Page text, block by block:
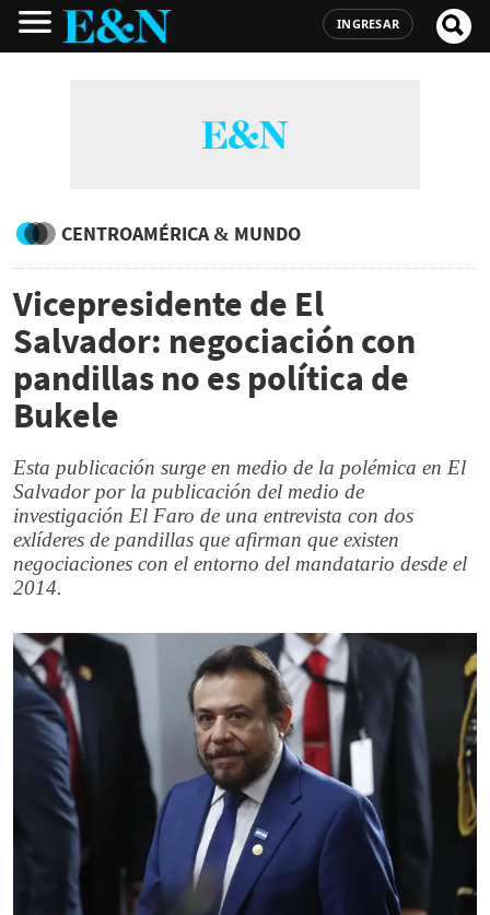
INGRESAR
CENTROAMÉRICA & MUNDO
Vicepresidente de El
Salvador: negociación con
pandillas no es política de
Bukele
Esta publicación surge en medio de la polémica en El
Salvador por la publicación del medio de
investigación El Faro de una entrevista con dos
exlíderes de pandillas que afirman que existen
negociaciones con el entorno del mandatario desde el
2014.